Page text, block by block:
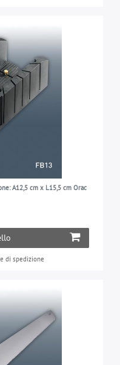
A12,5 cm x L15,5 cm Orac
di spedizione